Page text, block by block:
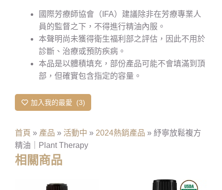
國際芳療師協會（IFA）建議除非在芳療專業人
員的監督之下，不得進行精油內服。
本聲明尚未獲得衛生福利部之評估，因此不用於
診斷、治療或預防疾病。
本品是以體積填充，部份產品可能不會填滿到頂
部，但確實包含指定的容量。
加入我的最愛 3
首頁 » 產品 » 活動中 » 2024熱銷產品 » 紓寧放鬆複方
精油｜Plant Therapy
相關商品